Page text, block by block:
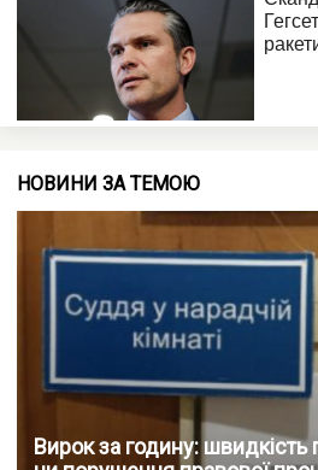
НОВИНИ ЗА ТЕМОЮ
Вирок за годину: